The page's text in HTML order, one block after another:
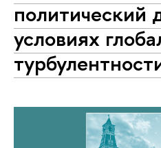
политический
условиях